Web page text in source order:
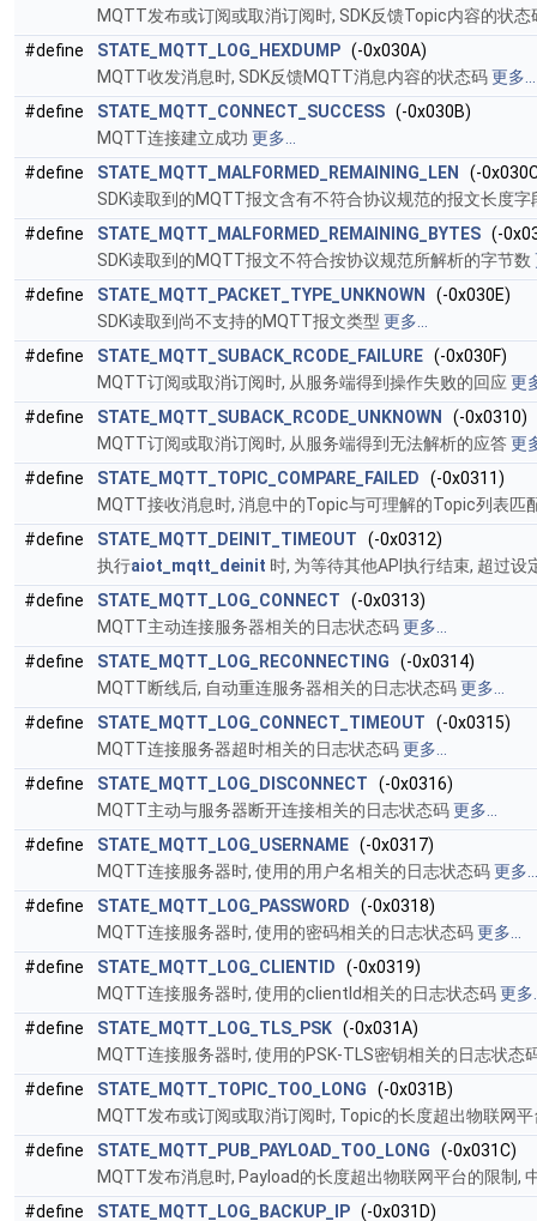
MQTT发布或订阅或取消订阅时, SDK反馈Topic内容的状
#define
STATE_MQTT_LOG_HEXDUMP (-0x030A)
MQTT收发消息时, SDK反馈MQTT消息内容的状态码更多...
#define
STATE_MQTT_CONNECT_SUCCESS (-0x030B)
MQTT连接建立成功 更多...
#define
STATE_MQTT_MALFORMED_REMAINING_LEN
(-
SDK读取到的MQTT报文含有不符合协议规范的报文长度
#define
STATE_MQTT_MALFORMED_REMAINING_BYTES (-
SDK读取到的MQTT报文不符合按协议规范所解析的字节数
#define
STATE_MQTT_PACKET_TYPE_UNKNOWN
(-0x030E)
SDK读取到尚不支持的MQTT报文类型 更多...
#define
STATE_MQTT_SUBACK_RCODE_FAILURE (-0x030F)
MQTT订阅或取消订阅时, 从服务端得到操作失败的回应 更
#define
STATE_MQTT_SUBACK_RCODE_UNKNOWN
(-0x0310)
MQTT订阅或取消订阅时, 从服务端得到无法解析的应答更
#define
STATE_MQTT_TOPIC_COMPARE_FAILED (-0x0311)
MQTT接收消息时, 消息中的Topic与可理解的Topic列表匹
#define
STATE_MQTT_DEINIT_TIMEOUT (-0x0312)
执行aiot_mqtt_deinit 时, 为等待其他API执行结束, 超过
#define
STATE_MQTT_LOG_CONNECT (-0x0313)
MQTT主动连接服务器相关的日志状态码更多...
#define
STATE_MQTT_LOG_RECONNECTING (-0x0314)
MQTT断线后, 自动重连服务器相关的日志状态码更多...
#define
STATE_MQTT_LOG_CONNECT_TIMEOUT (-0x0315)
MQTT连接服务器超时相关的日志状态码更多...
#define
STATE_MQTT_LOG_DISCONNECT (-0x0316)
MQTT主动与服务器断开连接相关的日志状态码更多...
#define
STATE_MQTT_LOG_USERNAME (-0x0317)
MQTT连接服务器时, 使用的用户名相关的日志状态码更多...
#define
STATE_MQTT_LOG_PASSWORD (-0x0318)
MQTT连接服务器时, 使用的密码相关的日志状态码更多...
#define
STATE_MQTT_LOG_CLIENTID (-0x0319)
MQTT连接服务器时, 使用的clientId相关的日志状态码更多
#define
STATE_MQTT_LOG_TLS_PSK (-0x031A)
MQTT连接服务器时, 使用的PSK-TLS密钥相关的日志状态
#define
STATE_MQTT_TOPIC_TOO_LONG (-0x031B)
MQTT发布或订阅或取消订阅时, Topic的长度超出物联网
#define
STATE_MQTT_PUB_PAYLOAD_TOO_LONG (-0x031C)
MQTT发布消息时, Payload的长度超出物联网平台的限制,
#define
STATE_MQTT_LOG_BACKUP_IP (-0x031D)